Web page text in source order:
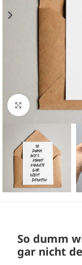
Komplette
So dumm
gar nicht